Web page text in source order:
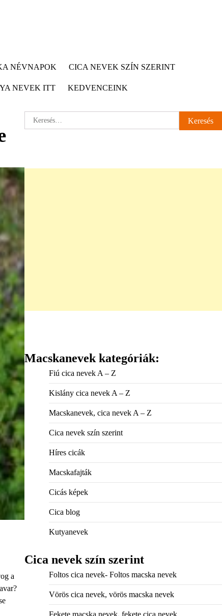
NÉVNAPOK CICA NEVEK SZÍN SZERINT
NEVEK ITT KEDVENCEINK
a
Keresés:
Macskanevek kategóriák:
Fiú cica nevek A – Z
Kislány cica nevek A – Z
Macskanevek, cica nevek A – Z
Cica nevek szín szerint
Híres cicák
Macskafajták
Cicás képek
Cica blog
Kutyanevek
Cica nevek szín szerint
Foltos cica nevek- Foltos macska nevek
Vörös cica nevek, vörös macska nevek